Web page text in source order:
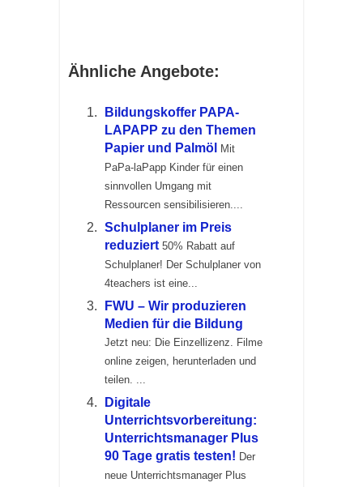
Ähnliche Angebote:
Bildungskoffer PAPA-
LAPAPP zu den Themen
Papier und Palmöl
Mit
PaPa-laPapp Kinder für einen
sinnvollen Umgang mit
Ressourcen sensibilisieren....
Schulplaner im Preis
reduziert 50% Rabatt auf
Schulplaner! Der Schulplaner von
4teachers ist eine...
FWU – Wir produzieren
Medien für die Bildung
Jetzt neu: Die Einzellizenz. Filme
online zeigen, herunterladen und
teilen. ...
Digitale
Unterrichtsvorbereitung:
Unterrichtsmanager Plus
90 Tage gratis testen! Der
neue Unterrichtsmanager Plus